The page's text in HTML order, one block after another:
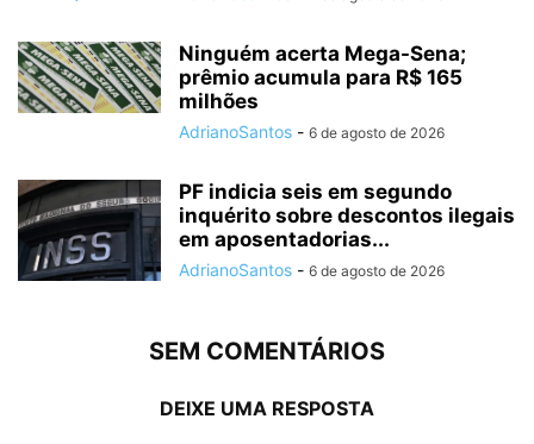
Ninguém acerta Mega-Sena;
prêmio acumula para R$ 165
milhões
AdrianoSantos - 6 de agosto de 2026
PF indicia seis em segundo
inquérito sobre descontos ilegais
em aposentadorias...
AdrianoSantos - 6 de agosto de 2026
SEM COMENTÁRIOS
DEIXE UMA RESPOSTA